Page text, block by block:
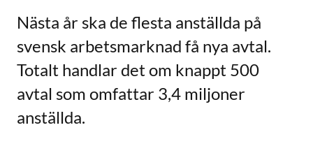
Nästa år ska de flesta anställda på
svensk arbetsmarknad få nya avtal.
Totalt handlar det om knappt 500
avtal som omfattar 3,4 miljoner
anställda.